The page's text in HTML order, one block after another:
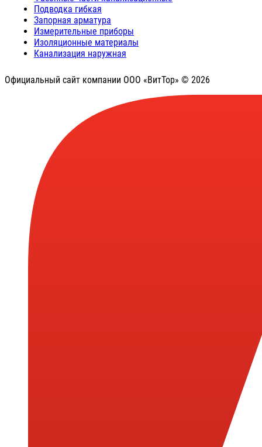
Подводка гибкая
Запорная арматура
Измерительные приборы
Изоляционные материалы
Канализация наружная
Официальный сайт компании ООО «ВитТор» © 2026